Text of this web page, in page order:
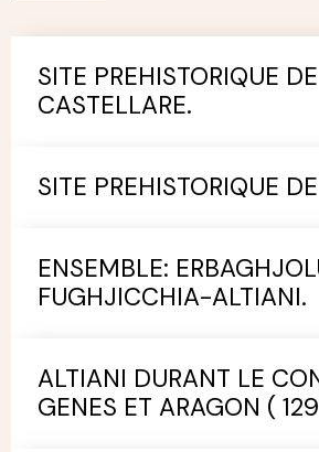
SITE PREHISTORIQUE DE
CASTELLARE.
SITE PREHISTORIQUE
ENSEMBLE:
FUGHJICCHIA-ALTIANI.
ALTIANI DURANT LE
GENES ET ARAGON (